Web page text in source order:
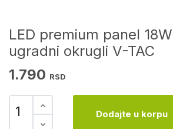
LED premium panel
ugradni okrugli V-TAC
1.790 RSD
Dodajte u korpu